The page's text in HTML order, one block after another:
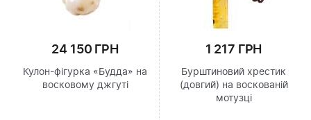
24 150 ГРН
Кулон-фігурка «Будда» на
восковому джгуті
1 217 ГРН
Бурштиновий хрестик
(довгий) на воскованій
мотузці